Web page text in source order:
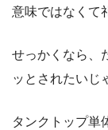
意味ではなくて
せっかくなら、
ッとされたいじ
タンクトップ単